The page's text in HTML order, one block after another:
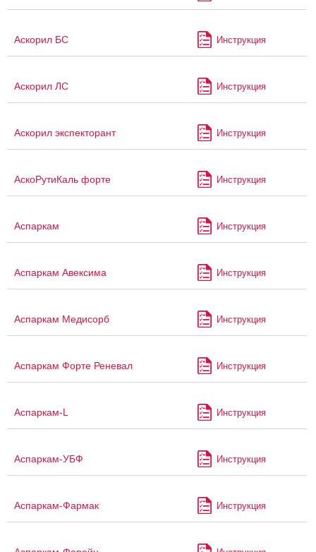
Аскорил БС Инструкция
Аскорил ЛС Инструкция
Аскорил экспекторант Инструкция
АскоРутиКаль форте Инструкция
Аспаркам Инструкция
Аспаркам Авексима Инструкция
Аспаркам Медисорб Инструкция
Аспаркам Форте Реневал Инструкция
Аспаркам-L Инструкция
Аспаркам-УБФ Инструкция
Аспаркам-Фармак Инструкция